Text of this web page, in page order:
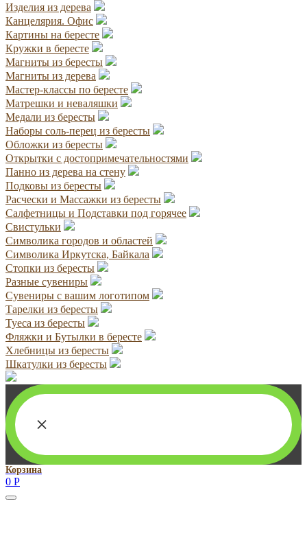
Изделия из дерева
Канцелярия. Офис
Картины на бересте
Кружки в бересте
Магниты из бересты
Магниты из дерева
Мастер-классы по бересте
Матрешки и неваляшки
Медали из бересты
Наборы соль-перец из бересты
Обложки из бересты
Открытки с достопримечательностями
Панно из дерева на стену
Подковы из бересты
Расчески и Массажки из бересты
Салфетницы и Подставки под горячее
Свистульки
Символика городов и областей
Символика Иркутска, Байкала
Стопки из бересты
Разные сувениры
Сувениры с вашим логотипом
Тарелки из бересты
Туеса из бересты
Фляжки и Бутылки в бересте
Хлебницы из бересты
Шкатулки из бересты
×
Корзина
0 Р